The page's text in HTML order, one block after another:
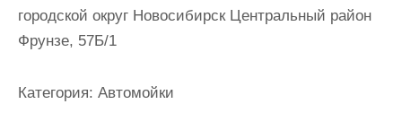
городской округ Новосибирск Центральный район
Фрунзе, 57Б/1
Категория: Автомойки